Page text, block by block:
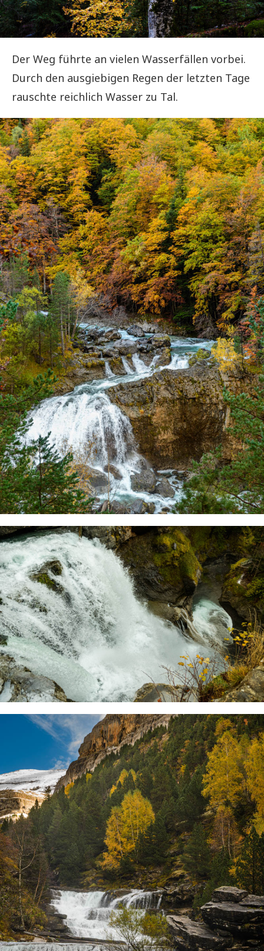
Der Weg führte an vielen Wasserfällen vorbei.
Durch den ausgiebigen Regen der letzten Tage
rauschte reichlich Wasser zu Tal.